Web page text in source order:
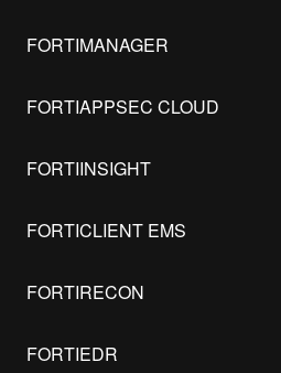
FORTIMANAGER
FORTIAPPSEC CLOUD
FORTIINSIGHT
FORTICLIENT EMS
FORTIRECON
FORTIEDR